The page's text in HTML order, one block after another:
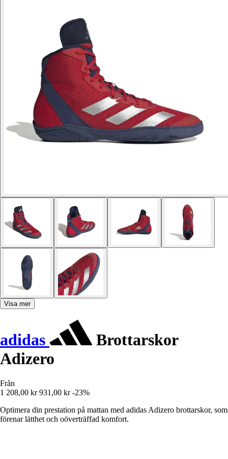
Visa mer
adidas
Brottarskor
Adizero
Från
1 208,00 kr 931,00 kr -23%
Optimera din prestation på mattan med adidas Adizero brottarskor, som
förenar lätthet och oöverträffad komfort.